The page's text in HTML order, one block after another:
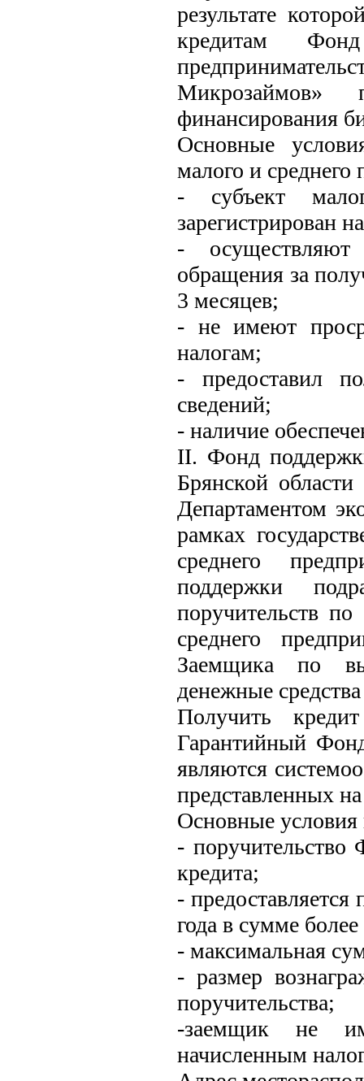
результате
кредитам
Микрозаймов»
финансирования
Основные
малого и среднего
- субъект
зарегистрирован
- осуществляют
обращения за
3 месяцев;
- не имеют
налогам;
- предоставил
сведений;
- наличие
II. Фонд
Брянской
Департаментом
рамках
среднего
поддержки
поручительств
среднего
Заемщика по
денежные
Получить
Гарантийный
являются
представленных
Основные условия
-
кредита;
-
года в сумме
- максимальная
- размер
поручительства;
-заемщик не
начисленным